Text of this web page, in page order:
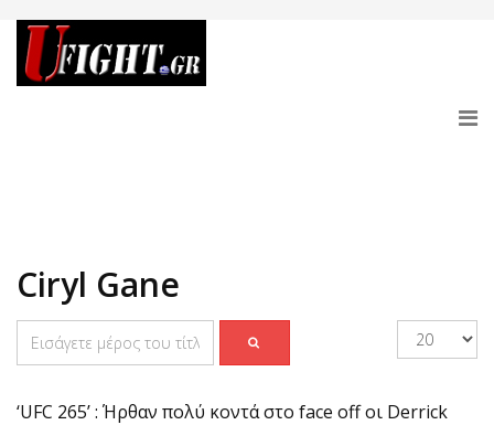
Ciryl Gane
‘UFC 265’ : Ήρθαν πολύ κοντά στο face off οι Derrick